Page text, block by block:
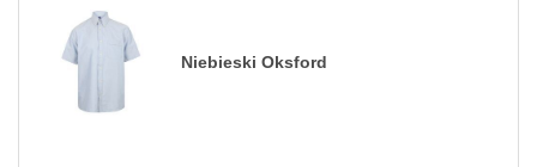
Niebieski Oksford